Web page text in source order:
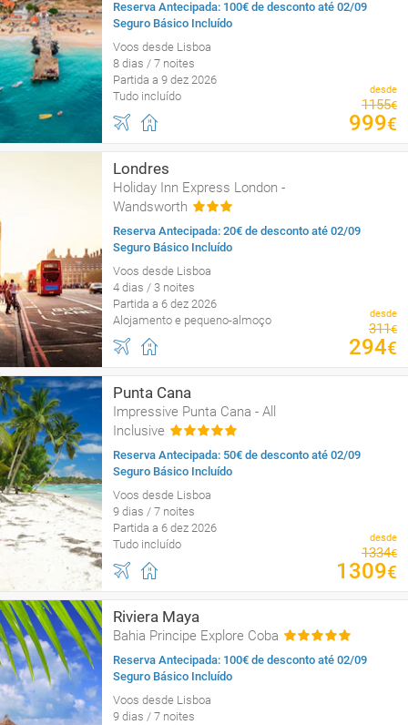
Reserva Antecipada: 100€ de desconto até 02/09
Seguro Básico Incluído
Voos desde Lisboa
8 dias / 7 noites
Partida a 9 dez 2026
Tudo incluído
desde
1155€
999€
Londres
Holiday Inn Express London -
Wandsworth
Reserva Antecipada: 20€ de desconto até 02/09
Seguro Básico Incluído
Voos desde Lisboa
4 dias / 3 noites
Partida a 6 dez 2026
Alojamento e pequeno-almoço
desde
311€
294€
Punta Cana
Impressive Punta Cana - All
Inclusive
Reserva Antecipada: 50€ de desconto até 02/09
Seguro Básico Incluído
Voos desde Lisboa
9 dias / 7 noites
Partida a 6 dez 2026
Tudo incluído
desde
1334€
1309€
Riviera Maya
Bahia Principe Explore Coba
Reserva Antecipada: 100€ de desconto até 02/09
Seguro Básico Incluído
Voos desde Lisboa
9 dias / 7 noites